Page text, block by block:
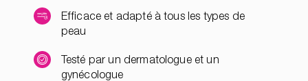
Efficace et adapté à tous les types de
peau
Testé par un dermatologue et un
gynécologue